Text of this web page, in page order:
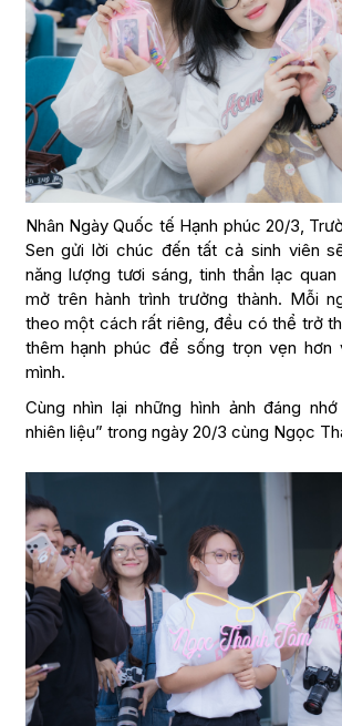
Nhân Ngày Quốc tế Hạnh phúc 20/3,
Sen gửi lời chúc đến tất cả sinh viên
năng lượng tươi sáng, tinh thần lạc
mở trên hành trình trưởng thành. Mỗi
theo một cách rất riêng, đều có thể trở
thêm hạnh phúc để sống trọn vẹn hơn
mình.
Cùng nhìn lại những hình ảnh đáng
nhiên liệu” trong ngày 20/3 cùng Ngọc